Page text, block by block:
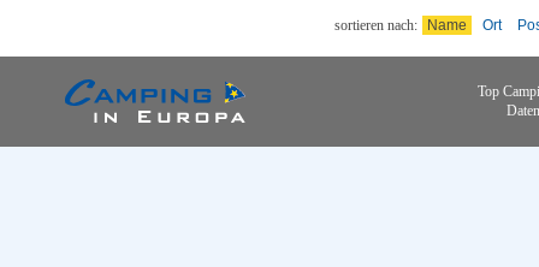
sortieren nach: Name Ort
Top